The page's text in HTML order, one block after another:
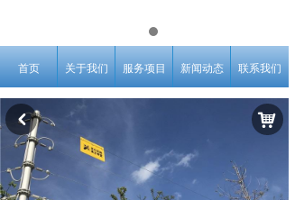
首页 关于我们 服务项目 新闻动态 联系我们
낙
낒